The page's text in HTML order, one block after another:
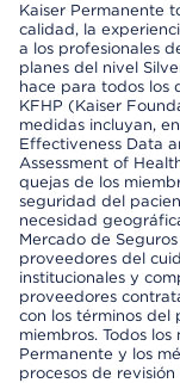
Kaiser Permanente
calidad, la
a los profesionales
planes del nivel
hace para todos los
KFHP (Kaiser
medidas incluyan,
Effectiveness Data
Assessment of
quejas de los
seguridad del
necesidad
Mercado de
proveedores del
institucionales y
proveedores
con los términos del
miembros. Todos
Permanente y los
procesos de